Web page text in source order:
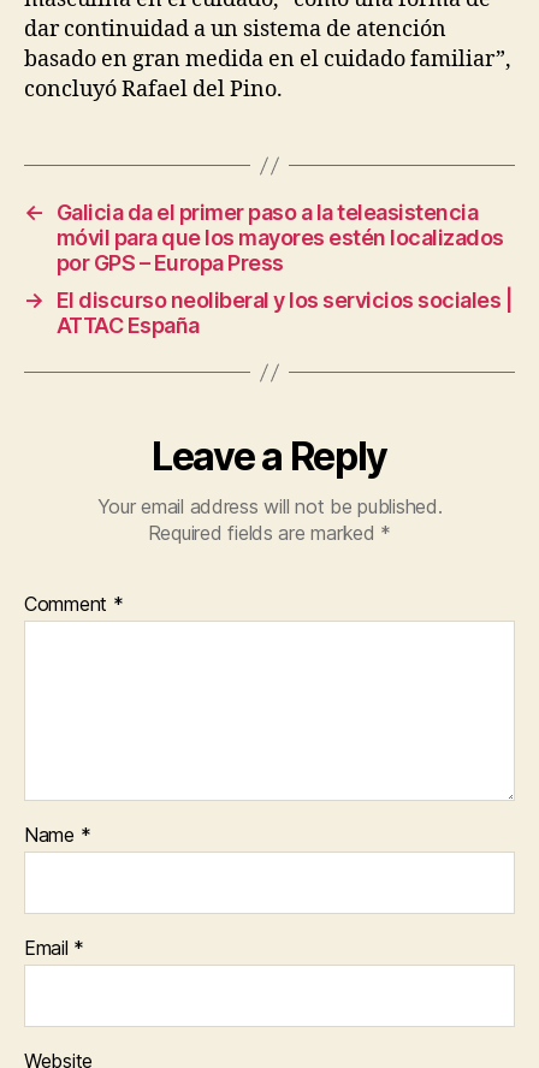
dar continuidad a un sistema de atención
basado en gran medida en el cuidado familiar”,
concluyó Rafael del Pino.
←
Galicia da el primer paso a la teleasistencia
móvil para que los mayores estén localizados
por GPS – Europa Press
→
El discurso neoliberal y los servicios sociales |
ATTAC España
Leave a Reply
Your email address will not be published.
Required fields are marked *
Comment *
Name *
Email *
Website